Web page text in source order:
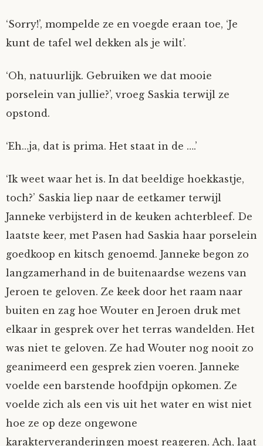
‘Sorry!’, mompelde ze en voegde eraan toe, ‘Je
kunt de tafel wel dekken als je wilt’.
‘Oh, natuurlijk. Gebruiken we dat mooie
porselein van jullie?’, vroeg Saskia terwijl ze
opstond.
‘Eh…ja, dat is prima. Het staat in de ….’
‘Ik weet waar het is. In dat beeldige hoekkastje,
toch?’ Saskia liep naar de eetkamer terwijl
Janneke verbijsterd in de keuken achterbleef. De
laatste keer, met Pasen had Saskia haar porselein
goedkoop en kitsch genoemd. Janneke begon zo
langzamerhand in de buitenaardse wezens van
Jeroen te geloven. Ze keek door het raam naar
buiten en zag hoe Wouter en Jeroen druk met
elkaar in gesprek over het terras wandelden. Het
was niet te geloven. Ze had Wouter nog nooit zo
geanimeerd een gesprek zien voeren. Janneke
voelde een barstende hoofdpijn opkomen. Ze
voelde zich als een vis uit het water en wist niet
hoe ze op deze ongewone
karakterveranderingen moest reageren. Ach, laat